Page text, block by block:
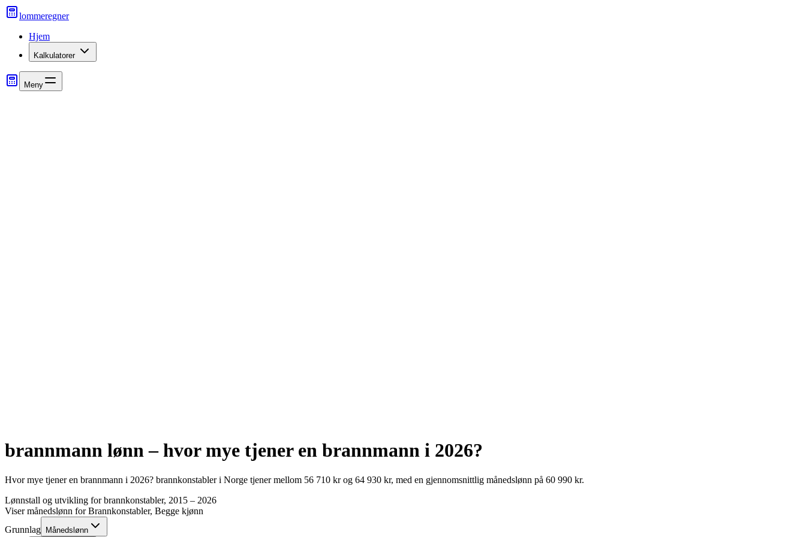
lommeregner
Hjem
Kalkulatorer
Meny
brannmann lønn – hvor mye tjener en brannmann i 2026?
Hvor mye tjener en brannmann i 2026? brannkonstableri Norge tjener mellom 56 710 krog 64 930 kr, med en gjennomsnittlig månedslønn på 60 990 kr.
Lønnstall og utvikling forbrannkonstabler, 2015 – 2026
Viser månedslønn forBrannkonstabler, Begge kjønn
Grunnlag
Månedslønn